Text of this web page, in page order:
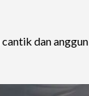
dan anggun